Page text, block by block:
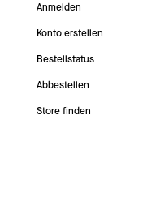
Anmelden
Konto erstellen
Bestellstatus
Abbestellen
Store finden